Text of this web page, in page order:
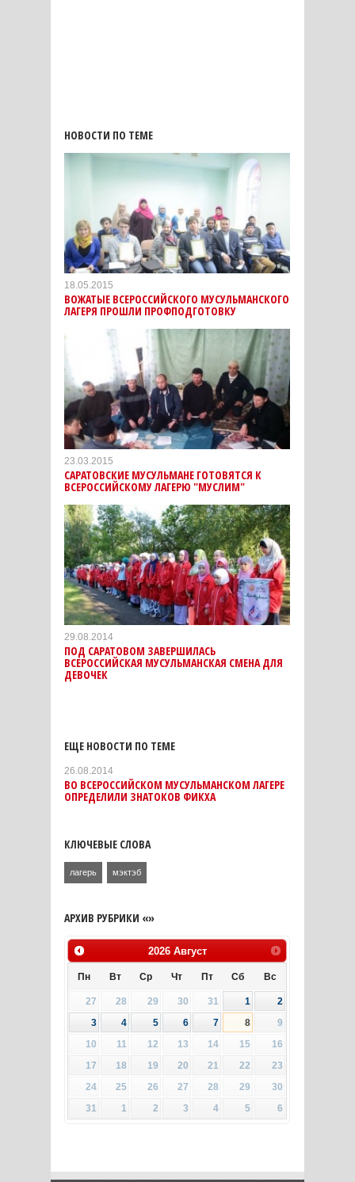
НОВОСТИ ПО ТЕМЕ
18.05.2015
ВОЖАТЫЕ ВСЕРОССИЙСКОГО МУСУЛЬМАНСКОГО
ЛАГЕРЯ ПРОШЛИ ПРОФПОДГОТОВКУ
23.03.2015
САРАТОВСКИЕ МУСУЛЬМАНЕ ГОТОВЯТСЯ К
ВСЕРОССИЙСКОМУ ЛАГЕРЮ "МУСЛИМ"
29.08.2014
ПОД САРАТОВОМ ЗАВЕРШИЛАСЬ
ВСЕРОССИЙСКАЯ МУСУЛЬМАНСКАЯ СМЕНА ДЛЯ
ДЕВОЧЕК
ЕЩЕ НОВОСТИ ПО ТЕМЕ
26.08.2014
ВО ВСЕРОССИЙСКОМ МУСУЛЬМАНСКОМ ЛАГЕРЕ
ОПРЕДЕЛИЛИ ЗНАТОКОВ ФИКХА
КЛЮЧЕВЫЕ СЛОВА
лагерь мэктэб
АРХИВ РУБРИКИ «»
2026 Август
Пн Вт Ср Чт Пт Сб Вс
27 28 29 30 31 1
2
3
4 5 6 7 8
9
10
11 12 13 14 15
16
17
18 19 20 21 22
23
24
25 26 27 28 29
30
31
1 2 3 4 5 6